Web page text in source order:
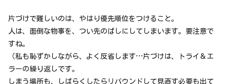
片づけで難しいのは、やはり優先順位をつけること。
人は、面倒な物事を、つい先のばしにしてしまいます。要注意で
すね。
（私も恥ずかしながら、よく反省します…片づけは、トライ＆エ
ラーの繰り返しです。
しまう場所も、しばらくしたらリバウンドして見直す必要も出て